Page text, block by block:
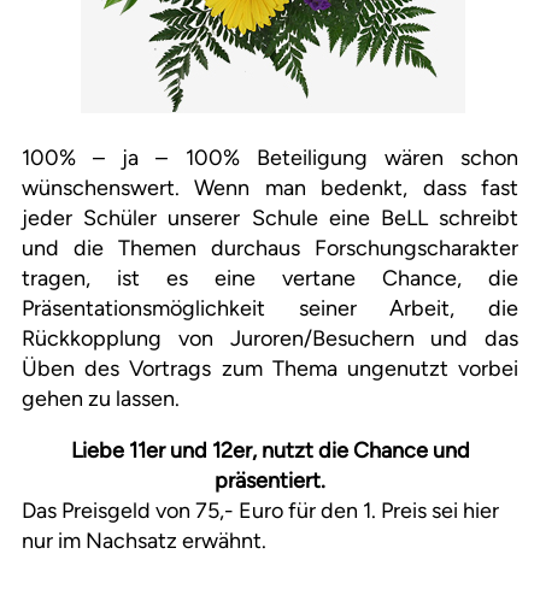
100% – ja – 100% Beteiligung wären schon
wünschenswert. Wenn man bedenkt, dass fast
jeder Schüler unserer Schule eine BeLL schreibt
und die Themen durchaus Forschungscharakter
tragen, ist es eine vertane Chance, die
Präsentationsmöglichkeit seiner Arbeit, die
Rückkopplung von Juroren/Besuchern und das
Üben des Vortrags zum Thema ungenutzt vorbei
gehen zu lassen.
Liebe 11er und 12er, nutzt die Chance und
präsentiert.
Das Preisgeld von 75,- Euro für den 1. Preis sei hier
nur im Nachsatz erwähnt.